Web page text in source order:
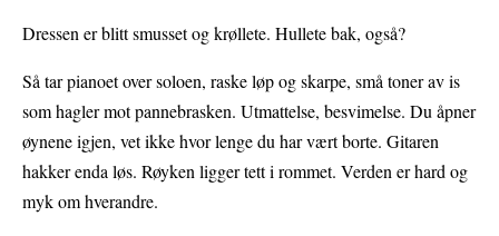
Dressen er blitt smusset og krøllete. Hullete bak, også?
Så tar pianoet over soloen, raske løp og skarpe, små toner av is
som hagler mot pannebrasken. Utmattelse, besvimelse. Du åpner
øynene igjen, vet ikke hvor lenge du har vært borte. Gitaren
hakker enda løs. Røyken ligger tett i rommet. Verden er hard og
myk om hverandre.